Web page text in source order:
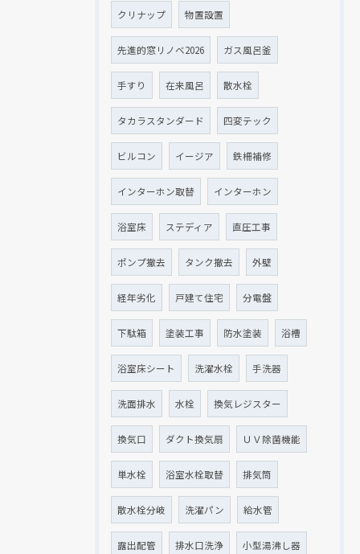
クリナップ 物置設置
先進的窓リノベ2026 ガス風呂釜
手すり 在来風呂 散水栓
タカラスタンダード 四変テック
ビルコン イージア 鉄柵補修
インターホン取替 インターホン
浴室床 ステディア 直圧工事
ポンプ撤去 タンク撤去 外壁
経年劣化 戸建て住宅 分電盤
下駄箱 塗装工事 防水塗装 浴槽
浴室床シート 洗濯水栓 手洗器
洗面排水 水栓 換気レジスター
換気口 ダクト換気扇 ＵＶ除菌機能
単水栓 浴室水栓取替 排気筒
散水栓分岐 洗濯パン 給水管
露出配管 排水口洗浄 小型湯沸し器